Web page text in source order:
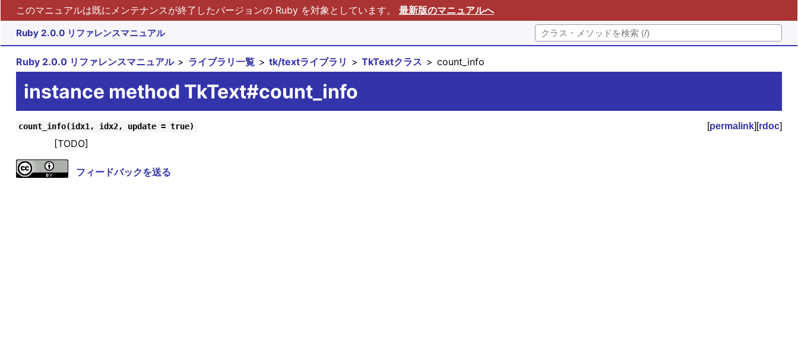
このマニュアルは既にメンテナンスが終了したバージョンの Ruby を対象としています。 最新版のマニュアルへ
Ruby 2.0.0 リファレンスマニュアル
Ruby 2.0.0 リファレンスマニュアル ライブラリ一覧 tk/textライブラリ TkTextクラス count_info
instance method TkText#count_info
count_info(idx1, idx2, update = true) [permalink][rdoc]
[TODO]
フィードバックを送る